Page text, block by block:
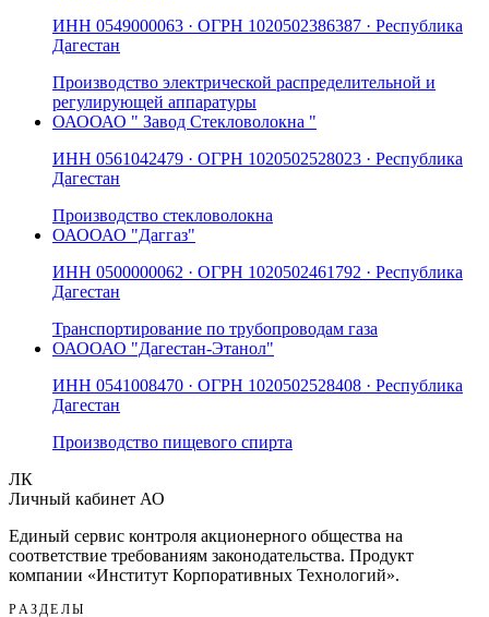
ИНН 0549000063 · ОГРН 1020502386387 · Республика
Дагестан
Производство электрической распределительной и
регулирующей аппаратуры
ОАООАО " Завод Стекловолокна "
ИНН 0561042479 · ОГРН 1020502528023 · Республика
Дагестан
Производство стекловолокна
ОАООАО "Даггаз"
ИНН 0500000062 · ОГРН 1020502461792 · Республика
Дагестан
Транспортирование по трубопроводам газа
ОАООАО "Дагестан-Этанол"
ИНН 0541008470 · ОГРН 1020502528408 · Республика
Дагестан
Производство пищевого спирта
ЛК
Личный кабинет АО
Единый сервис контроля акционерного общества на
соответствие требованиям законодательства. Продукт
компании «Институт Корпоративных Технологий».
РАЗДЕЛЫ